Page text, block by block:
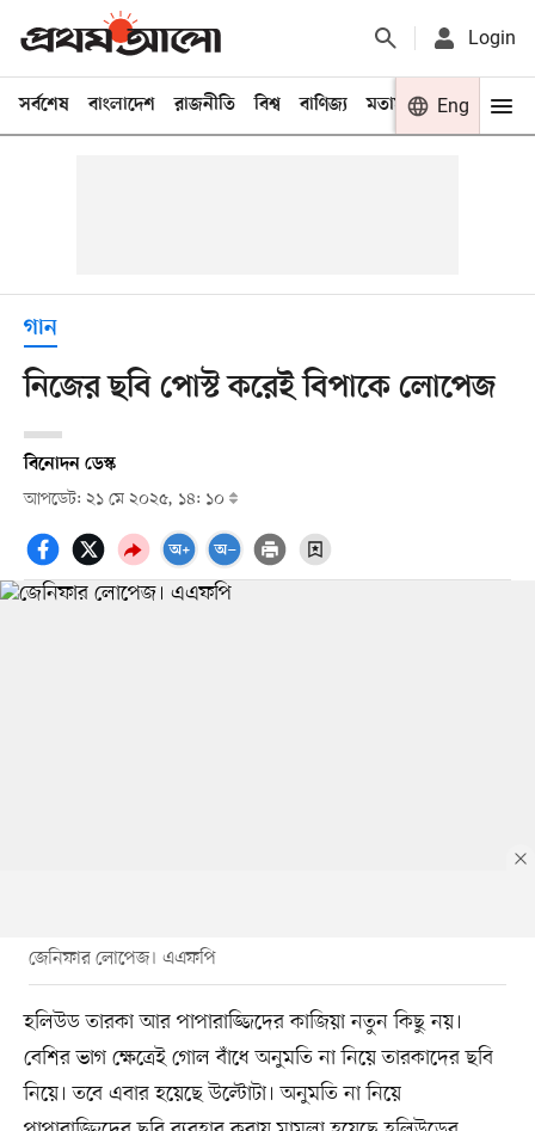
Login
সর্বশেষ বাংলাদেশ রাজনীতি বিশ্ব বাণিজ্য মতামত খেলা
Eng
গান
নিজের ছবি পোস্ট করেই বিপাকে লোপেজ
বিনোদন ডেস্ক
আপডেট: ২১ মে ২০২৫, ১৪: ১০
জেনিফার লোপেজ। এএফপি
হলিউড তারকা আর পাপারাজ্জিদের কাজিয়া নতুন কিছু নয়।
বেশির ভাগ ক্ষেত্রেই গোল বাঁধে অনুমতি না নিয়ে তারকাদের ছবি
নিয়ে। তবে এবার হয়েছে উল্টোটা। অনুমতি না নিয়ে